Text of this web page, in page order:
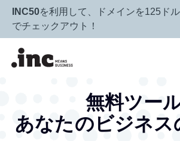
INC50を利用して、ドメインを125ド
でチェックアウト！
無料ツー
あなたのビジネス